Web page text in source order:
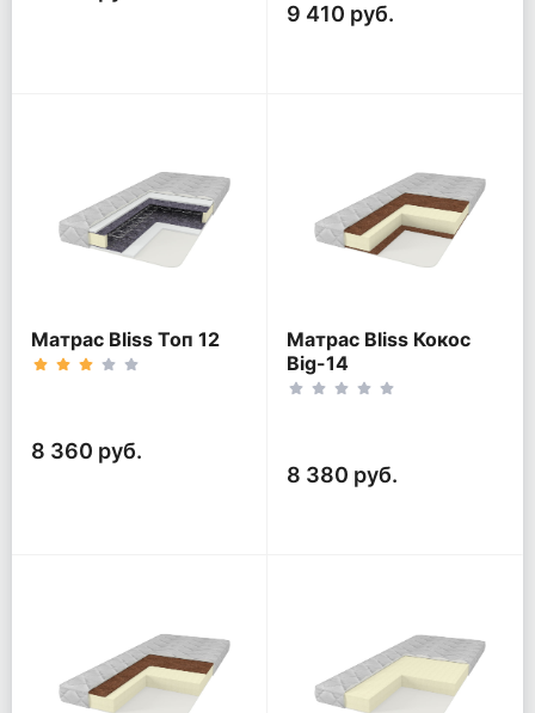
9 410 руб.
Матрас Bliss Топ 12
8 360 руб.
Матрас Bliss Кокос
Big-14
8 380 руб.